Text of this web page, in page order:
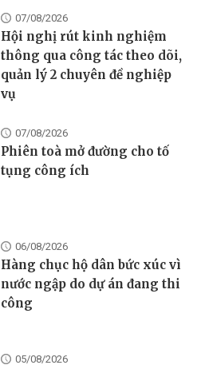
07/08/2026
Hội nghị rút kinh nghiệm
thông qua công tác theo dõi,
quản lý 2 chuyên đề nghiệp
vụ
07/08/2026
Phiên toà mở đường cho tố
tụng công ích
06/08/2026
Hàng chục hộ dân bức xúc vì
nước ngập do dự án đang thi
công
05/08/2026